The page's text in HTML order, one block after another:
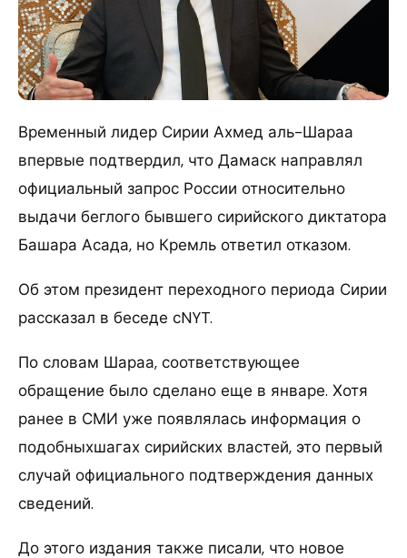
Временный лидер Сирии Ахмед аль-Шараа
впервые подтвердил, что Дамаск направлял
официальный запрос России относительно
выдачи беглого бывшего сирийского диктатора
Башара Асада, но Кремль ответил отказом.
Об этом президент переходного периода Сирии
рассказал в беседе сNYT.
По словам Шараа, соответствующее
обращение было сделано еще в январе. Хотя
ранее в СМИ уже появлялась информация о
подобныхшагах сирийских властей, это первый
случай официального подтверждения данных
сведений.
До этого издания также писали, что новое